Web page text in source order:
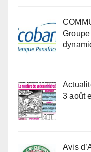
3 août
Avis